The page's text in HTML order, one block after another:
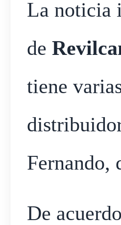
La noticia
de
tiene
Fernando,
De